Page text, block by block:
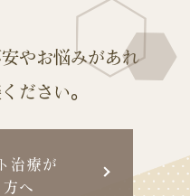
やお悩みがあれ
ださい。
治療が
へ